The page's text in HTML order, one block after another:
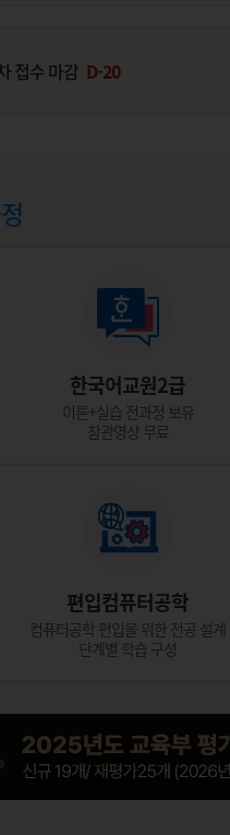
접수 마감 D-20
한국어교원2급
이론+실습 전과정 보유
참관영상 무료
편입컴퓨터공학
컴퓨터공학 편입을 위한 전공 설계
단계별 학습 구성